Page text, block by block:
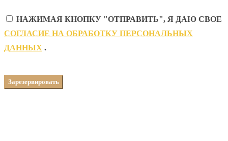
НАЖИМАЯ КНОПКУ "ОТПРАВИТЬ", Я ДАЮ СВОЕ
CОГЛАСИЕ НА ОБРАБОТКУ ПЕРСОНАЛЬНЫХ
ДАННЫХ .